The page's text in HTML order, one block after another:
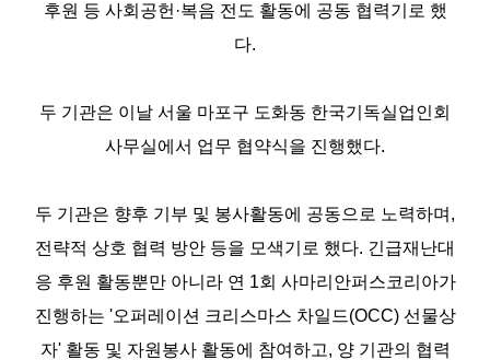
후원 등 사회공헌 ·복음 전도 활동에 공동 협력기로 했
다.
두 기관은 이날 서울 마포구 도화동 한국기독실업인회
사무실에서 업무 협약식을 진행했다.
두 기관은 향후 기부 및 봉사활동에 공동으로 노력하며,
전략적 상호 협력 방안 등을 모색기로 했다. 긴급재난대
응 후원 활동뿐만 아니라 연 1회 사마리안퍼스코리아가
진행하는 '오퍼레이션 크리스마스 차일드(OCC) 선물상
자' 활동 및 자원봉사 활동에 참여하고, 양 기관의 협력